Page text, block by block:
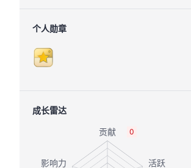
个人勋章
成长雷达
0